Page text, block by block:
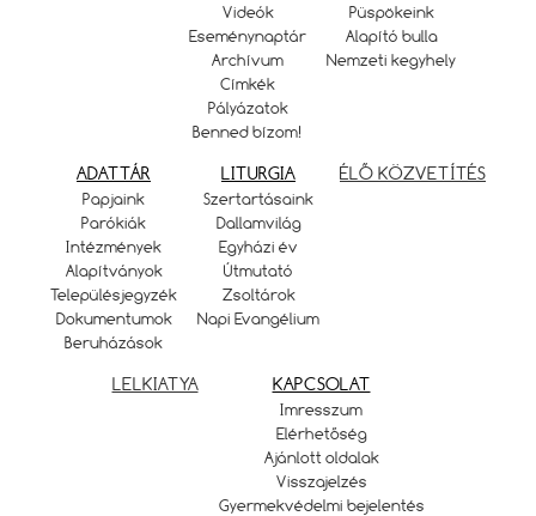
Videók
Eseménynaptár
Archívum
Címkék
Pályázatok
Benned bízom!
Püspökeink
Alapító bulla
Nemzeti kegyhely
ADATTÁR
Papjaink
Parókiák
Intézmények
Alapítványok
Településjegyzék
Dokumentumok
Beruházások
LITURGIA
Szertartásaink
Dallamvilág
Egyházi év
Útmutató
Zsoltárok
Napi Evangélium
ÉLŐ KÖZVETÍTÉS
LELKIATYA KAPCSOLAT
Imresszum
Elérhetőség
Ajánlott oldalak
Visszajelzés
Gyermekvédelmi bejelentés